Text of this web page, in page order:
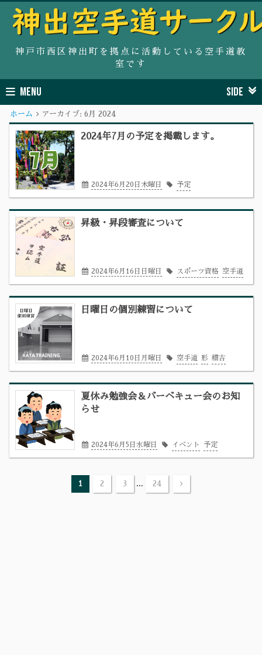
神戸市西区神出町を拠点に活動している空手道教
室です
MENU SIDE
ホーム アーカイブ: 6月 2024
2024年7月の予定を掲載します。
2024年6月20日木曜日 予定
昇級・昇段審査について
2024年6月16日日曜日 スポーツ資格 空手道
日曜日の個別練習について
2024年6月10日月曜日 空手道 形 稽古
夏休み勉強会＆バーベキュー会のお知
らせ
2024年6月5日水曜日 イベント 予定
1 2 3 ... 24